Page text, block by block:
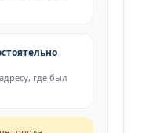
где был